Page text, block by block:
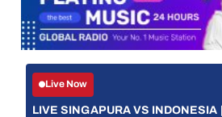
Live Now
LIVE SINGAPURA VS INDONESIA